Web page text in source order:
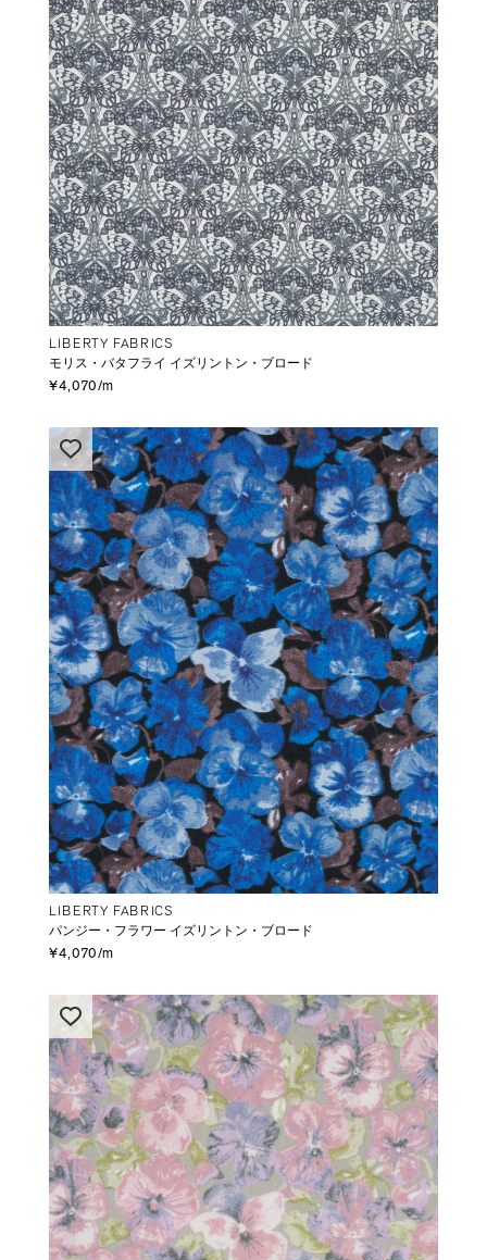
LIBERTY FABRICS
モリス・バタフライ イズリントン・ブロード
¥4,070/m
LIBERTY FABRICS
パンジー・フラワー イズリントン・ブロード
¥4,070/m